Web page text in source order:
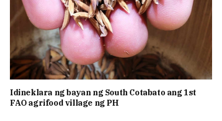
Idineklara ng bayan ng South Cotabato ang 1st
FAO agrifood village ng PH